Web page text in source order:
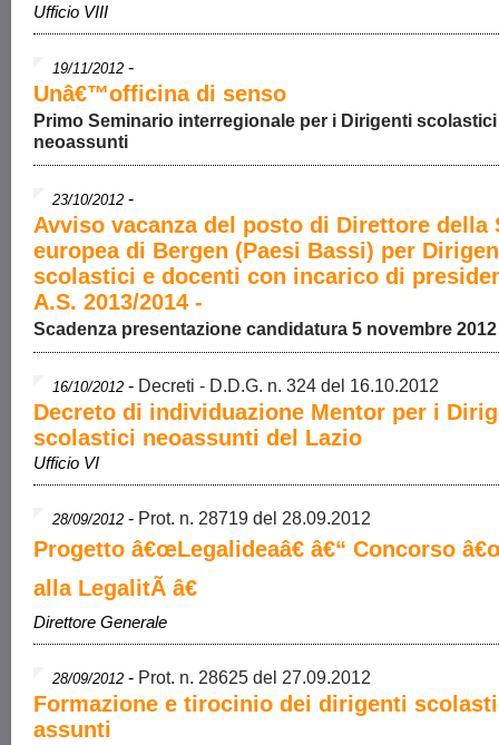
Ufficio VIII
19/11/2012 -
Unâ€™officina di senso
Primo Seminario interregionale per i Dirigenti scolastici
neoassunti
23/10/2012 -
Avviso vacanza del posto di Direttore della
europea di Bergen (Paesi Bassi) per
scolastici e docenti con incarico di
A.S. 2013/2014 -
Scadenza presentazione candidatura 5 novembre 2012
16/10/2012 - Decreti - D.D.G. n. 324 del 16.10.2012
Decreto di individuazione Mentor per i
scolastici neoassunti del Lazio
Ufficio VI
28/09/2012 - Prot. n. 28719 del 28.09.2012
Progetto â€œLegalideaâ€ â€“ Concorso
alla LegalitÃ â€
Direttore Generale
28/09/2012 - Prot. n. 28625 del 27.09.2012
Formazione e tirocinio dei dirigenti
assunti